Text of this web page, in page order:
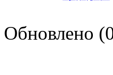
Обновлено